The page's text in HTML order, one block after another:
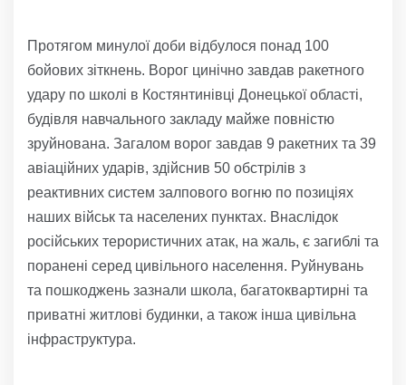
Протягом минулої доби відбулося понад 100
бойових зіткнень. Ворог цинічно завдав ракетного
удару по школі в Костянтинівці Донецької області,
будівля навчального закладу майже повністю
зруйнована. Загалом ворог завдав 9 ракетних та 39
авіаційних ударів, здійснив 50 обстрілів з
реактивних систем залпового вогню по позиціях
наших військ та населених пунктах. Внаслідок
російських терористичних атак, на жаль, є загиблі та
поранені серед цивільного населення. Руйнувань
та пошкоджень зазнали школа, багатоквартирні та
приватні житлові будинки, а також інша цивільна
інфраструктура.